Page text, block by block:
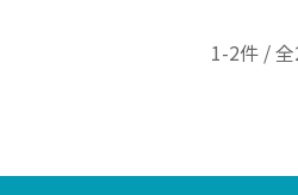
1-2件 /